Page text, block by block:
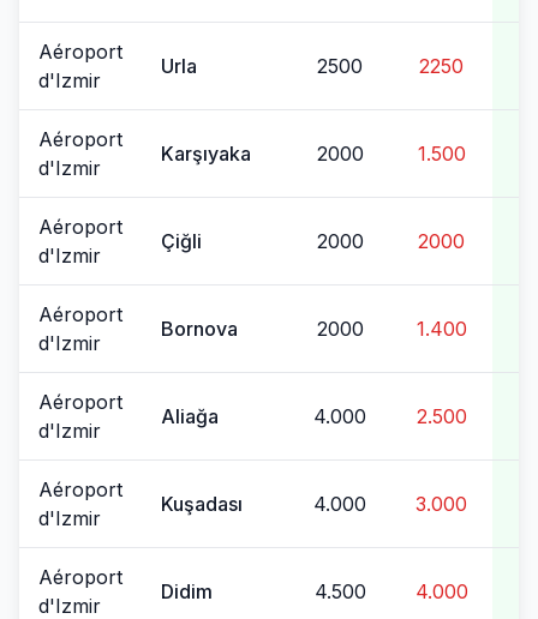
Aéroport
d'Izmir
Urla 2500 2250
Aéroport
d'Izmir
Karşıyaka 2000 1.500
Aéroport
d'Izmir
Çiğli 2000 2000
Aéroport
d'Izmir
Bornova 2000 1.400
Aéroport
d'Izmir
Aliağa 4.000 2.500
Aéroport
d'Izmir
Kuşadası 4.000 3.000
Aéroport
d'Izmir
Didim 4.500 4.000